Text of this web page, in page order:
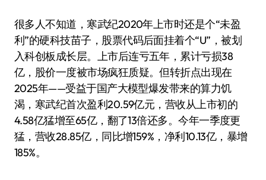
很多人不知道，寒武纪2020年上市时还是个“未盈
利”的硬科技苗子，股票代码后面挂着个“U”，被划
入科创板成长层。上市后连亏五年，累计亏损38
亿，股价一度被市场疯狂质疑。但转折点出现在
2025年——受益于国产大模型爆发带来的算力饥
渴，寒武纪首次盈利20.59亿元，营收从上市初的
4.58亿猛增至65亿，翻了13倍还多。今年一季度更
猛，营收28.85亿，同比增159%，净利10.13亿，暴增
185%。